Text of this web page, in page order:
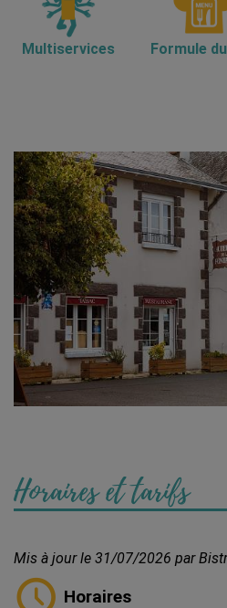
Multiservices Formule
Horaires et tarifs
Mis à jour le 31/07/2026 par
Horaires